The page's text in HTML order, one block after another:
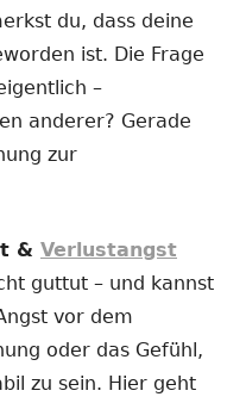
du, dass deine
ist. Die Frage
–
anderer? Gerade
zur
& Verlustangst
guttut – und kannst
vor dem
oder das Gefühl,
zu sein. Hier geht